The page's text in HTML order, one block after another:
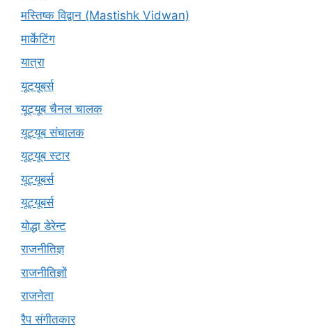
मस्तिष्क विद्वान (Mastishk Vidwan)
मार्केटिंग
यात्रा
यूटयूबर्स
यूट्यूब चैनल चालक
यूट्यूब संचालक
यूट्यूब स्टार
यूट्यूबर्स
यूट्‍यूबर्स
योद्धा डेरेन्ट
राजनीतिज्ञ
राजनीतिज्ञों
राजनेता
रैप संगीतकार